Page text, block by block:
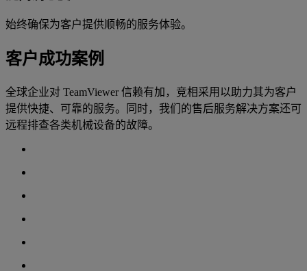
始终确保为客户提供顺畅的服务体验。
客户成功案例
全球企业对 TeamViewer 信赖有加，竞相采用以助力其为客户
提供快捷、可靠的服务。同时，我们的售后服务解决方案还可
远程排查各类机械设备的故障。